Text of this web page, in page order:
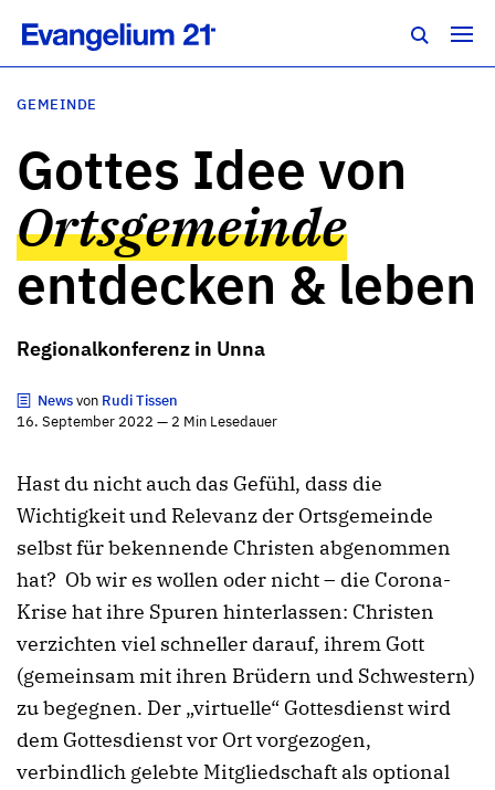
GEMEINDE
Gottes Idee von
Ortsgemeinde
entdecken & leben
Regionalkonferenz in Unna
Newsvon Rudi Tissen
16. September 2022 — 2 Min Lesedauer
Hast du nicht auch das Gefühl, dass die
Wichtigkeit und Relevanz der Ortsgemeinde
selbst für bekennende Christen abgenommen
hat? Ob wir es wollen oder nicht – die Corona-
Krise hat ihre Spuren hinterlassen: Christen
verzichten viel schneller darauf, ihrem Gott
(gemeinsam mit ihren Brüdern und Schwestern)
zu begegnen. Der „virtuelle“ Gottesdienst wird
dem Gottesdienst vor Ort vorgezogen,
verbindlich gelebte Mitgliedschaft als optional